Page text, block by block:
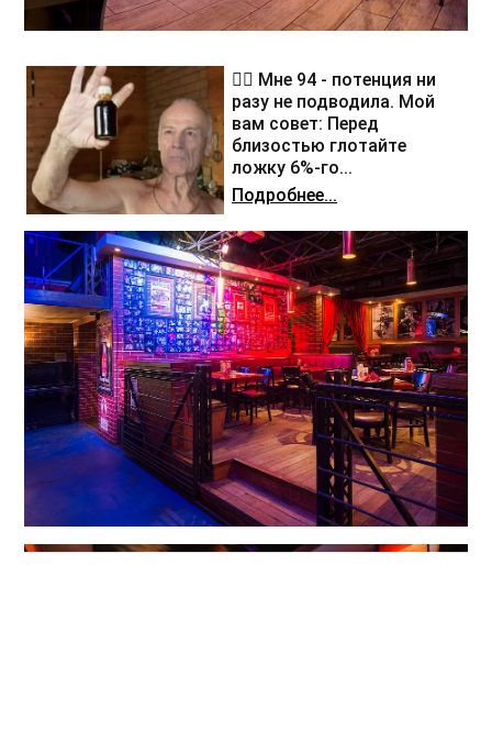
❤️‍🔥 Мне 94 - потенция ни
разу не подводила. Мой
вам совет: Перед
близостью глотайте
ложку 6%-го...
Подробнее...